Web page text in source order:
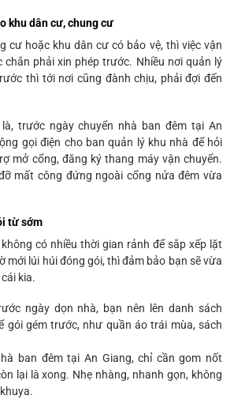
khu dân cư, chung cư
cư hoặc khu dân cư có bảo vệ, thì việc vận
chắn phải xin phép trước. Nhiều nơi quản lý
thì tới nơi cũng đành chịu, phải đợi đến
trước ngày chuyển nhà ban đêm tại An
gọi điện cho ban quản lý khu nhà để hỏi
mở cổng, đăng ký thang máy vận chuyển.
mất công đứng ngoài cổng nửa đêm vừa
từ sớm
có nhiều thời gian rảnh để sắp xếp lặt
mới lúi húi đóng gói, thì đảm bảo bạn sẽ vừa
kia.
ngày dọn nhà, bạn nên lên danh sách
gói gém trước, như quần áo trái mùa, sách
ban đêm tại An Giang, chỉ cần gom nốt
lại là xong. Nhẹ nhàng, nhanh gọn, không